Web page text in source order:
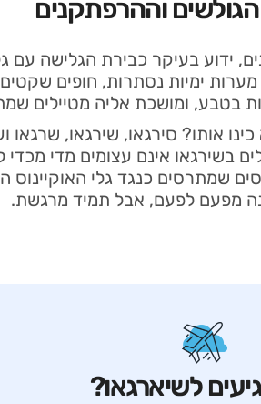
וההרפתקנים
ידוע בעיקר כבירת הגלישה עם
ימיות נסתרות, חופים
ומושכת אליה מטיילים
אותו? סירגאו, שירגאו,
בשירגאו אינם עצומים מדי מכדי
שמתרסים כנגד גלי האוקיינוס
מפעם לפעם, אבל תמיד מרגשת.
לשיארגאו?